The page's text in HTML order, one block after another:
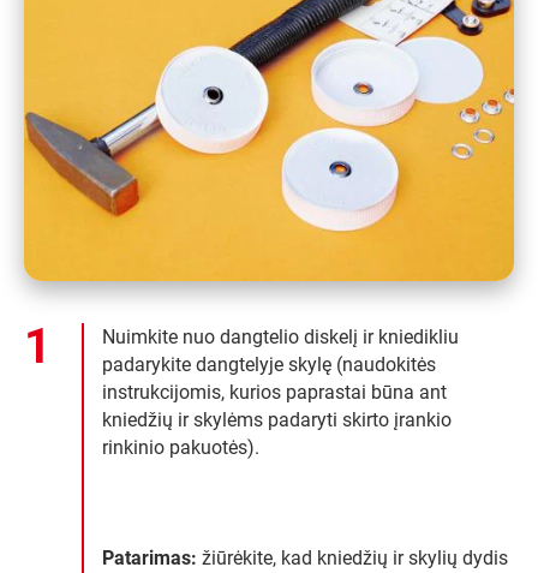
Nuimkite nuo dangtelio diskelį ir kniedikliu
padarykite dangtelyje skylę (naudokitės
instrukcijomis, kurios paprastai būna ant
kniedžių ir skylėms padaryti skirto įrankio
rinkinio pakuotės).
Patarimas: žiūrėkite, kad kniedžių ir skylių dydis